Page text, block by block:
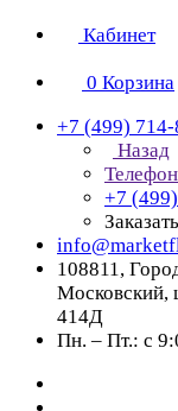
Кабинет
0 Корзина
+7 (499)
Назад
+7
108811,
Московский,
414Д
Пн. – Пт.: с